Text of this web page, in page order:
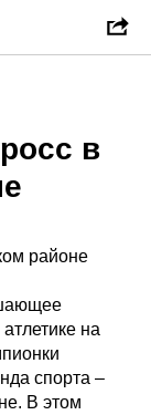
в
районе
на
спорта –
В этом